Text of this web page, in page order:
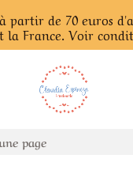
page
partir de 70 euros
la France. Voir